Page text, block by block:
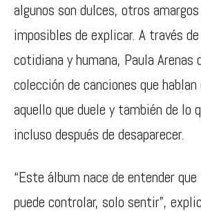
algunos son dulces, otros
imposibles de explicar. A través
cotidiana y humana, Paula Arenas
colección de canciones que
aquello que duele y también de lo
incluso después de desaparecer.
“Este álbum nace de entender
puede controlar, solo sentir”,